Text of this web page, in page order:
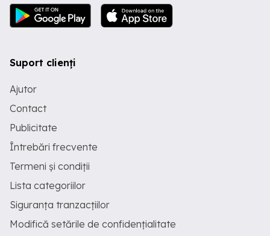
Suport clienți
Ajutor
Contact
Publicitate
Întrebări frecvente
Termeni și condiții
Lista categoriilor
Siguranța tranzacțiilor
Modifică setările de confidențialitate